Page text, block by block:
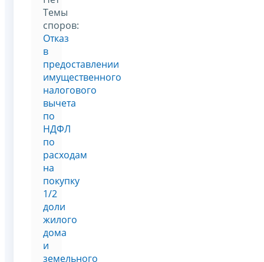
Темы
споров:
Отказ
в
предоставлении
имущественного
налогового
вычета
по
НДФЛ
по
расходам
на
покупку
1/2
доли
жилого
дома
и
земельного